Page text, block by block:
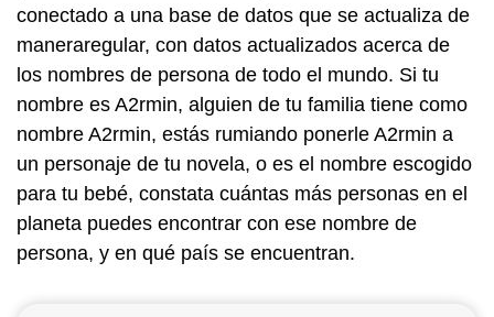
conectado a una base de datos que se actualiza de
maneraregular, con datos actualizados acerca de
los nombres de persona de todo el mundo. Si tu
nombre es A2rmin, alguien de tu familia tiene como
nombre A2rmin, estás rumiando ponerle A2rmin a
un personaje de tu novela, o es el nombre escogido
para tu bebé, constata cuántas más personas en el
planeta puedes encontrar con ese nombre de
persona, y en qué país se encuentran.